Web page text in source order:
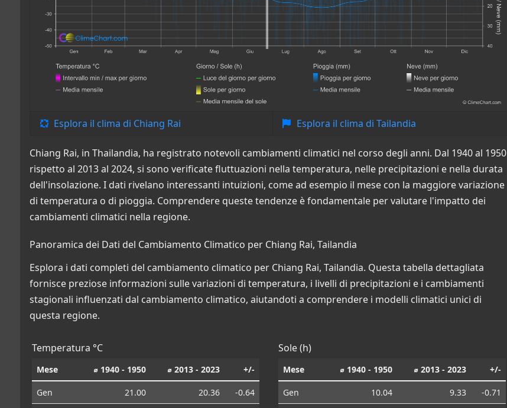
Esplora il clima di Chiang Rai Esplora il clima di Tailandia
Chiang Rai, in Thailandia, ha registrato notevoli cambiamenti climatici nel corso degli anni. Dal 1940 al 1950
rispetto al 2013 al 2024, si sono verificate fluttuazioni nella temperatura, nelle precipitazioni e nella durata
dell'insolazione. I dati rivelano interessanti intuizioni, come ad esempio il mese con la maggiore variazione
di temperatura o di pioggia. Comprendere queste tendenze è fondamentale per valutare l'impatto dei
cambiamenti climatici nella regione.
Panoramica dei Dati del Cambiamento Climatico per Chiang Rai, Tailandia
Esplora i dati completi del cambiamento climatico per Chiang Rai, Tailandia. Questa tabella dettagliata
fornisce preziose informazioni sulle variazioni di temperatura, i livelli di precipitazioni e i cambiamenti
stagionali influenzati dal cambiamento climatico, aiutandoti a comprendere i modelli climatici unici di
questa regione.
Temperatura °C
Mese ⌀ 1940 - 1950 ⌀ 2013 - 2023 +/-
Gen 21.00 20.36
-0.64
Sole (h)
Mese ⌀ 1940 - 1950 ⌀ 2013 - 2023 +/-
Gen 10.04 9.33
-0.71